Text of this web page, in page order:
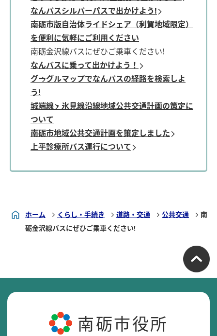
なんバスシルバーパスで出かけよう!
南砺市版自治体ライドシェア（利賀地域限定）
を便利に気軽にご利用ください
南砺金沢線バスにぜひご乗車ください!
なんバスに乗って出かけよう！
グーグルマップでなんバスの経路を検索しよ
う!
城端線・氷見線沿線地域公共交通計画の策定に
ついて
南砺市地域公共交通計画を策定しました
上平診療所バス運行について
ホーム くらし・手続き 道路・交通 公共交通
南
砺金沢線バスにぜひご乗車ください!
南砺市役所